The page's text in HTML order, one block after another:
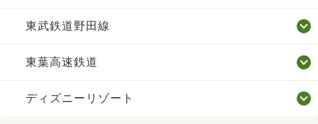
東武鉄道野田線
東葉高速鉄道
ディズニーリゾート